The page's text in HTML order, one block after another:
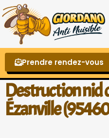
Prendre rendez-vous
Destruction nid
Ézanville